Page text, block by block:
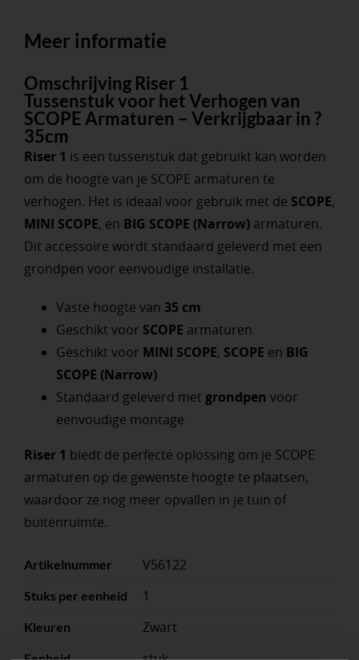
Meer informatie
Omschrijving Riser 1
Tussenstuk voor het Verhogen van
SCOPE Armaturen – Verkrijgbaar in ?
35cm
Riser 1 is een tussenstuk dat gebruikt kan worden
om de hoogte van je SCOPE armaturen te
verhogen. Het is ideaal voor gebruik met de SCOPE,
MINI SCOPE, en BIG SCOPE (Narrow)armaturen.
Dit accessoire wordt standaard geleverd met een
grondpen voor eenvoudige installatie.
Vaste hoogte van 35 cm
Geschikt voor SCOPE armaturen
Geschikt voor MINI SCOPE, SCOPE en BIG
SCOPE (Narrow)
Standaard geleverd met grondpen voor
eenvoudige montage
Riser 1 biedt de perfecte oplossing om je SCOPE
armaturen op de gewenste hoogte te plaatsen,
waardoor ze nog meer opvallen in je tuin of
buitenruimte.
Artikelnummer V56122
Stuks per eenheid 1
Kleuren Zwart